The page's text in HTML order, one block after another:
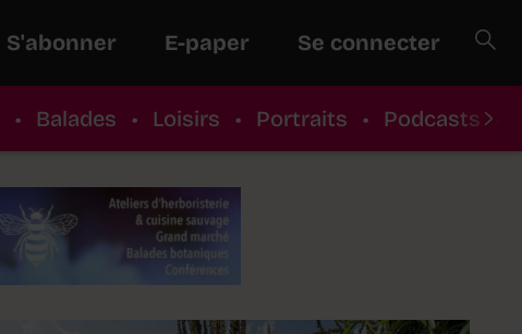
S'abonner E-paper Se connecter
• Balades • Loisirs • Portraits • Podcasts